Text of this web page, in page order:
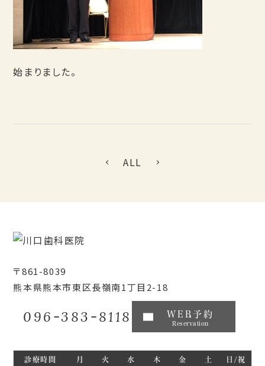
始まりました。
ALL
〒861-8039
熊本県熊本市東区長嶺南1丁目2-18
096-383-8118 WEB予約
Reservation
診療時間 月 火 水 木 金 土 日/祝